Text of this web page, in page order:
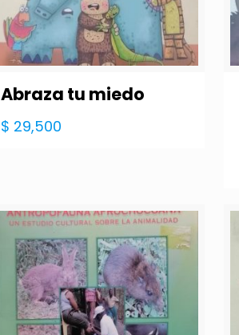
Abraza tu miedo
$ 29,500